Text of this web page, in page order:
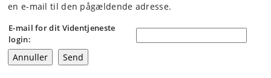
en e-mail til den pågældende adresse.
E-mail for dit Videntjeneste
login: